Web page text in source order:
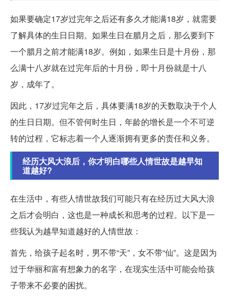
如果要确定17岁过完年之后还有多久才能满18岁，就需要
了解具体的生日日期。如果生日在腊月之后，那么要到下
一个腊月之前才能满18岁。例如，如果生日是十月份，那
么满十八岁就在过完年后的十月份，即十月份就是十八
岁，成年了。
因此，17岁过完年之后，具体要满18岁的天数取决于个人
的生日日期。但不管何时生日，年龄的增长是一个不可逆
转的过程，它标志着一个人逐渐拥有更多的责任和义务。
经历大风大浪后，你才明白哪些人情世故是越早知
道越好?
在生活中，有些人情世故我们可能只有在经历过大风大浪
之后才会明白，这也是一种成长和思考的过程。以下是一
些我认为越早知道越好的人情世故：
首先，给孩子起名时，男不带“天”，女不带“仙”。这是因为
过于华丽和富有想象力的名字，在现实生活中可能会给孩
子带来不必要的困扰。